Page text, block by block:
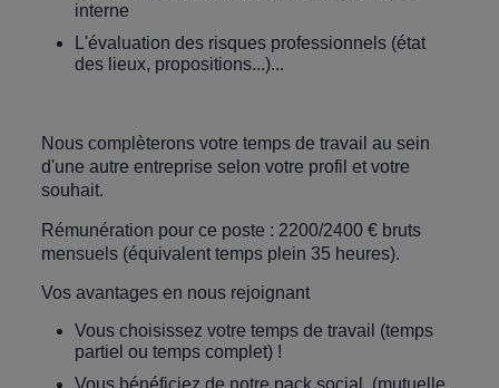
interne
L'évaluation des risques professionnels (état
des lieux, propositions...)...
Nous complèterons votre temps de travail au sein
d'une autre entreprise selon votre profil et votre
souhait.
Rémunération pour ce poste : 2200/2400 € bruts
mensuels (équivalent temps plein 35 heures).
Vos avantages en nous rejoignant
Vous choisissez votre temps de travail (temps
partiel ou temps complet) !
Vous bénéficiez de notre pack social (mutuelle,